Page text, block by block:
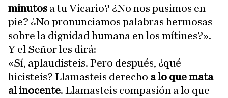
minutos a tu Vicario? ¿No nos pusimos en
pie? ¿No pronunciamos palabras hermosas
sobre la dignidad humana en los mítines?».
Y el Señor les dirá:
«Sí, aplaudisteis. Pero después, ¿qué
hicisteis? Llamasteis derecho a lo que mata
al inocente. Llamasteis compasión a lo que